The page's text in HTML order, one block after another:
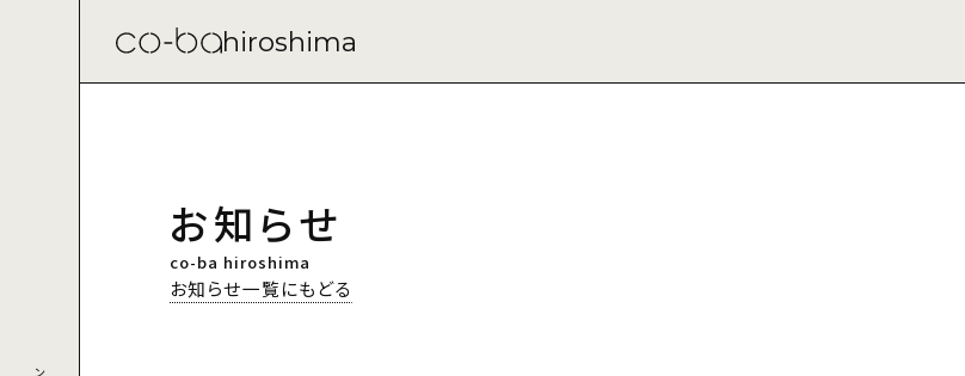
hiroshima
お知らせ
co-ba hiroshima
お知らせ一覧にもどる